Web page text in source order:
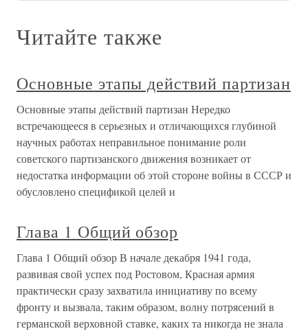
Читайте также
Основные этапы действий партизан
Основные этапы действий партизан Нередко
встречающееся в серьезных и отличающихся глубиной
научных работах неправильное понимание роли
советского партизанского движения возникает от
недостатка информации об этой стороне войны в СССР и
обусловлено спецификой целей и
Глава 1 Общий обзор
Глава 1 Общий обзор В начале декабря 1941 года,
развивая свой успех под Ростовом, Красная армия
практически сразу захватила инициативу по всему
фронту и вызвала, таким образом, волну потрясений в
германской верховной ставке, каких та никогда не знала